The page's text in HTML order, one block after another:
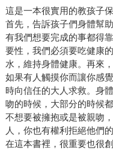
這是一本很實用的教孩子
首先，告訴孩子們身體幫
有我們想要完成的事都得
要性，我們必須要吃健康
水，維持身體健康。再來
如果有人觸摸你而讓你感
時向信任的大人求救。身
吻的時候，大部分的時候
不想要被擁抱或是被親吻
人，你也有權利拒絕他們
在這本書裡，很重要也很